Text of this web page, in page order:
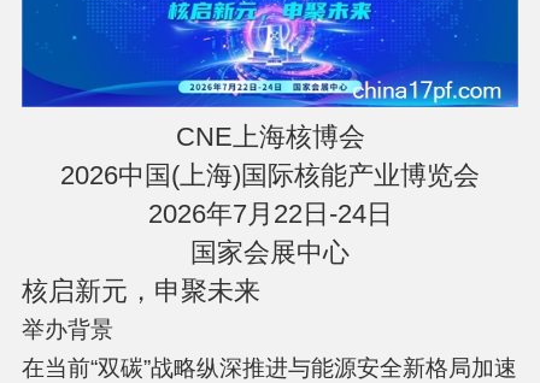
CNE上海核博会
2026中国(上海)国际核能产业博览会
2026年7月22日-24日
国家会展中心
核启新元，申聚未来
举办背景
在当前“双碳”战略纵深推进与能源安全新格局加速